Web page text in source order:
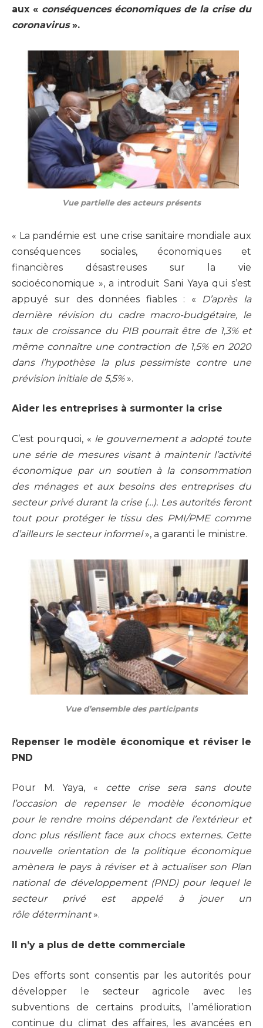
aux « conséquences économiques de la crise du
coronavirus».
Vue partielle des acteurs présents
« La pandémie est une crise sanitaire mondiale aux
conséquences sociales, économiques et
financières désastreuses sur la vie
socioéconomique », a introduit Sani Yaya qui s’est
appuyé sur des données fiables : « D’après la
dernière révision du cadre macro-budgétaire, le
taux de croissance du PIB pourrait être de 1,3% et
même connaître une contraction de 1,5% en 2020
dans l’hypothèse la plus pessimiste contre une
prévision initiale de 5,5%».
Aider les entreprises à surmonter la crise
C’est pourquoi, « le gouvernement a adopté toute
une série de mesures visant à maintenir l’activité
économique par un soutien à la consommation
des ménages et aux besoins des entreprises du
secteur privé durant la crise (…). Les autorités feront
tout pour protéger le tissu des PMI/PME comme
d’ailleurs le secteur informel», a garanti le ministre.
Vue d’ensemble des participants
Repenser le modèle économique et réviser le
PND
Pour M. Yaya, « cette crise sera sans doute
l’occasion de repenser le modèle économique
pour le rendre moins dépendant de l’extérieur et
donc plus résilient face aux chocs externes. Cette
nouvelle orientation de la politique économique
amènera le pays à réviser et à actualiser son Plan
national de développement (PND) pour lequel le
secteur privé est appelé à jouer un
rôle déterminant».
Il n’y a plus de dette commerciale
Des efforts sont consentis par les autorités pour
développer le secteur agricole avec les
subventions de certains produits, l’amélioration
continue du climat des affaires, les avancées en